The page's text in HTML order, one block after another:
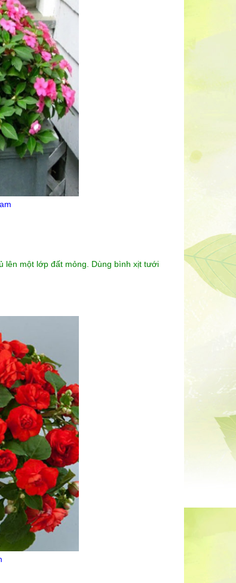
lên một lớp đất mỏng. Dùng bình xịt tưới